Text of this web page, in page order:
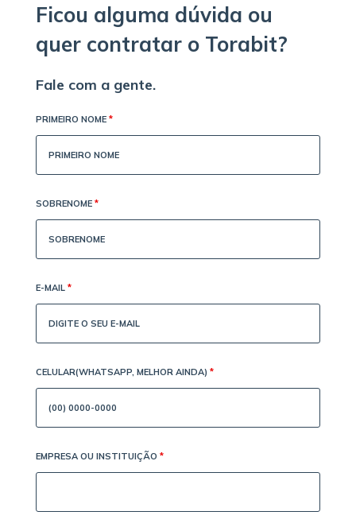
Ficou alguma dúvida ou
quer contratar o Torabit?
Fale com a gente.
PRIMEIRO NOME *
SOBRENOME *
E-MAIL *
CELULAR(WHATSAPP, MELHOR AINDA) *
EMPRESA OU INSTITUIÇÃO *